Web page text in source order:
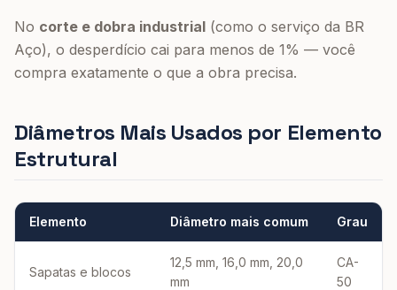
No corte e dobra industrial (como o serviço da BR
Aço), o desperdício cai para menos de 1% — você
compra exatamente o que a obra precisa.
Diâmetros Mais Usados por Elemento
Estrutural
Elemento Diâmetro mais comum Grau
Sapatas e blocos
12,5 mm, 16,0 mm, 20,0
mm
CA-
50